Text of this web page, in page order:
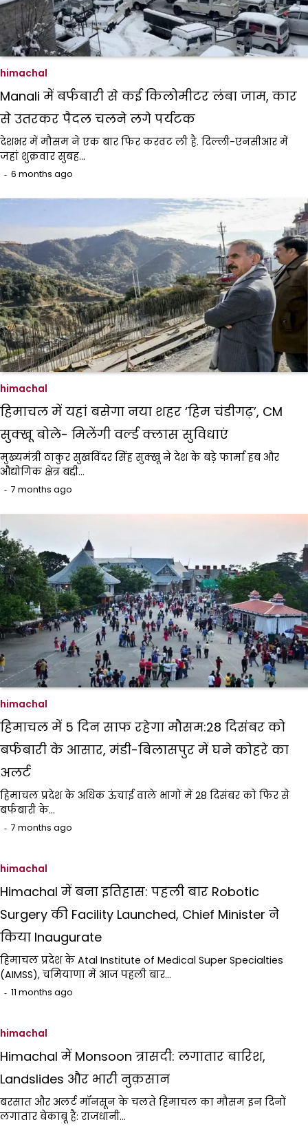
himachal
Manali में बर्फबारी से कई किलोमीटर लंबा जाम, कार
से उतरकर पैदल चलने लगे पर्यटक
देशभर में मौसम ने एक बार फिर करवट ली है. दिल्ली-एनसीआर में
जहां शुक्रवार सुबह…
6 months ago
himachal
हिमाचल में यहां बसेगा नया शहर ‘हिम चंडीगढ़’, CM
सुक्‍खू बोले- मिलेंगी वर्ल्ड क्लास सुविधाएं
मुख्यमंत्री ठाकुर सुखविंदर सिंह सुक्खू ने देश के बड़े फार्मा हब और
औद्योगिक क्षेत्र बद्दी…
7 months ago
himachal
हिमाचल में 5 दिन साफ रहेगा मौसम:28 दिसंबर को
बर्फबारी के आसार, मंडी-बिलासपुर में घने कोहरे का
अलर्ट
हिमाचल प्रदेश के अधिक ऊंचाई वाले भागों में 28 दिसंबर को फिर से
बर्फबारी के…
7 months ago
himachal
Himachal में बना इतिहास: पहली बार Robotic
Surgery की Facility Launched, Chief Minister ने
किया Inaugurate
हिमाचल प्रदेश के Atal Institute of Medical Super Specialties
(AIMSS), चमियाणा में आज पहली बार…
11 months ago
himachal
Himachal में Monsoon त्रासदी: लगातार बारिश,
Landslides और भारी नुक़सान
बरसात और अलर्ट मॉनसून के चलते हिमाचल का मौसम इन दिनों
लगातार बेकाबू है: राजधानी…